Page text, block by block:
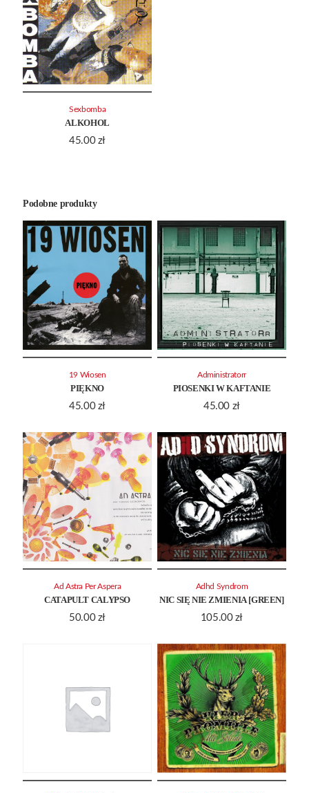
ALKOHOL
45.00 zł
Sexbomba
Podobne produkty
PIĘKNO
45.00 zł
19 Wiosen
PIOSENKI W KAFTANIE
45.00 zł
Administratorr
CATAPULT CALYPSO
50.00 zł
Ad Astra Per Aspera
NIC SIĘ NIE ZMIENIA [GREEN]
105.00 zł
Adhd Syndrom